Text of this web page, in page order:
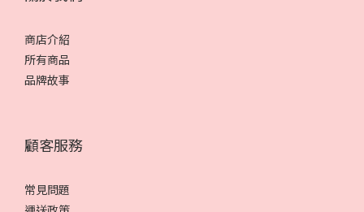
商店介紹
所有商品
品牌故事
顧客服務
常見問題